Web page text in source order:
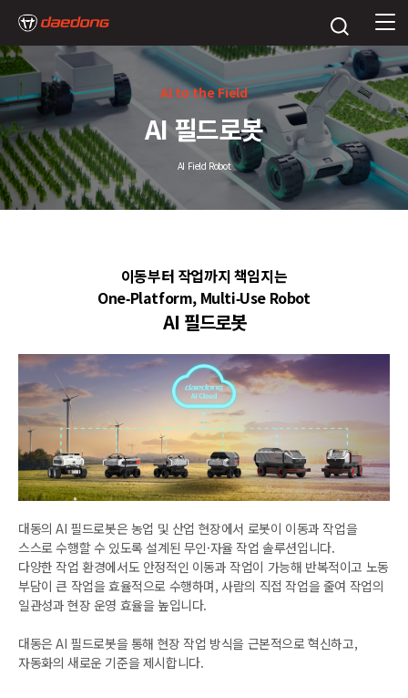
AI to the Field
AI 필드로봇
AI Field Robot
이동부터 작업까지 책임지는
One‑Platform, Multi‑Use Robot
AI 필드로봇
대동의 AI 필드로봇은 농업 및 산업 현장에서 로봇이 이동과 작업을
스스로 수행할 수 있도록 설계된 무인·자율 작업 솔루션입니다.
다양한 작업 환경에서도 안정적인 이동과 작업이 가능해 반복적이고 노동
부담이 큰 작업을 효율적으로 수행하며, 사람의 직접 작업을 줄여 작업의
일관성과 현장 운영 효율을 높입니다.
대동은 AI 필드로봇을 통해 현장 작업 방식을 근본적으로 혁신하고,
자동화의 새로운 기준을 제시합니다.